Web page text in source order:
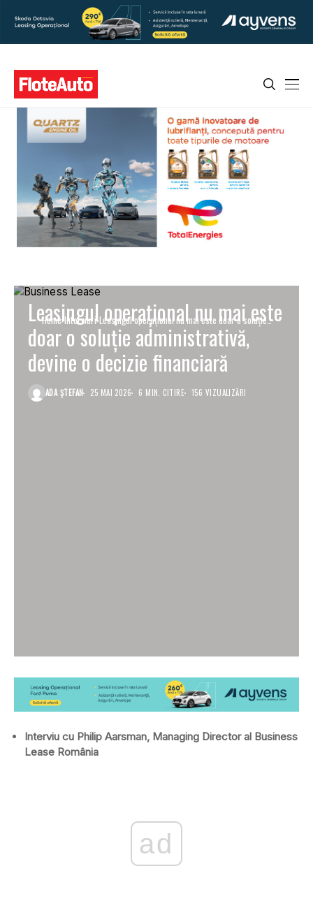
Home Interviuri Leasingul operațional nu mai este doar o soluție
administrativă, devine o decizie financiară
Leasingul operațional nu mai este
doar o soluție administrativă,
devine o decizie financiară
ADA ȘTEFAN 25 MAI 2026 6 MIN. CITIRE 156 VIZUALIZĂRI
Interviu cu Philip Aarsman, Managing Director al Business
Lease România
ad